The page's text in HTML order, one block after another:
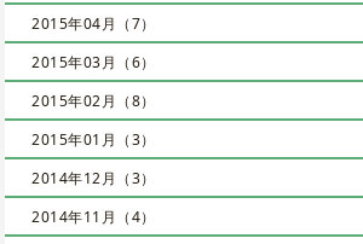
2015年04月（7）
2015年03月（6）
2015年02月（8）
2015年01月（3）
2014年12月（3）
2014年11月（4）